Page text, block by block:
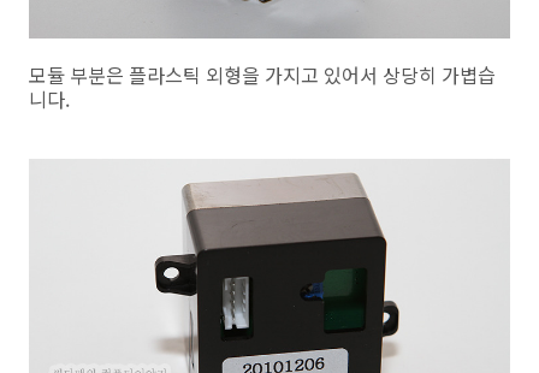
모듈 부분은 플라스틱 외형을 가지고 있어서 상당히 가볍습
니다.